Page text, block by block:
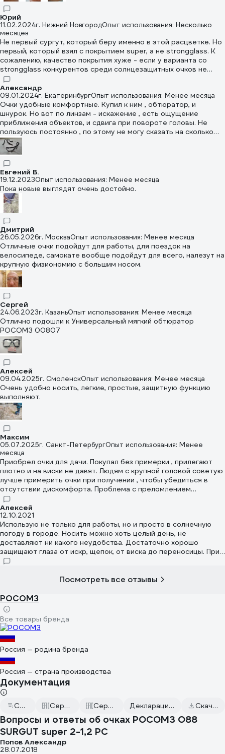
Юрий
11.02.2024г. Нижний НовгородОпыт использования: Несколько
месяцев
Не первый сургут, который беру именно в этой расцветке. Но
первый, который взял с покрытием super, а не strongglass. К
сожалению, качество покрытия хуже - если у варианта со
strongglass конкурентов среди солнцезащитных очков не
было (серьезно, не только как защитные, но даже в горы или
на море), то вот вариант с покрытием super стал напрягать
какой-то "липкостью", что ли. Когда протираешь очки от пыли
- тряпочка словно с усилием двигается по поверхности, не
скользит. В целом эта модель живет у меня в среднем года
два-три.
Александр
09.01.2024г. ЕкатеринбургОпыт использования: Менее месяца
Очки удобные комфортные. Купил к ним , обтюратор, и
шнурок. Но вот по линзам - искажение , есть ощущение
приближения объектов, и сдвига при повороте головы. Не
пользуюсь постоянно , по этому не могу сказать на сколько
критично .
Евгений В.
19.12.2023Опыт использования: Менее месяца
Пока новые выглядят очень достойно.
Дмитрий
26.05.2026г. МоскваОпыт использования: Менее месяца
Отличные очки подойдут для работы, для поездок на
велосипеде, самокате вообще подойдут для всего, налезут на
крупную физиономию с большим носом.
Сергей
24.06.2023г. КазаньОпыт использования: Менее месяца
Отлично подошли к Универсальный мягкий обтюратор
РОСОМЗ 00807
Алексей
09.04.2025г. СмоленскОпыт использования: Менее месяца
Очень удобно носить, легкие, простые, защитную функцию
выполняют.
Максим
05.07.2025г. Санкт-ПетербургОпыт использования: Менее
месяца
Приобрел очки для дачи. Покупал без примерки , прилегают
плотно и на виски не давят. Людям с крупной головой советую
лучше примерить очки при получении , чтобы убедиться в
отсутствии дискомфорта. Проблема с преломлением
изображения отсутствует. Запотевают в районе переносицы ,
но лично меня это не сильно напрягает.
Алексей
12.10.2021
Использую не только для работы, но и просто в солнечную
погоду в городе. Носить можно хоть целый день, не
доставляют ни какого неудобства. Достаточно хорошо
защищают глаза от искр, щепок, от виска до переносицы. При
падении на твердую поверхность не повреждаются.
автомобиля или инструментальном ящике. При работе в
модель, но желтые.
Посмотреть все отзывы
РОСОМЗ
Все товары бренда
Россия — родина бренда
Россия — страна производства
Документация
Сертификат дилера Сертификаты соответствия Сертификаты соответствия Декларация о соответствии от 2023.07.20 Скачать всю документацию
Вопросы и ответы об очках РОСОМЗ O88
SURGUT super 2-1,2 PC
Попов Александр
28.07.2018